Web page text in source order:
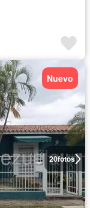
20fotos
Nuevo